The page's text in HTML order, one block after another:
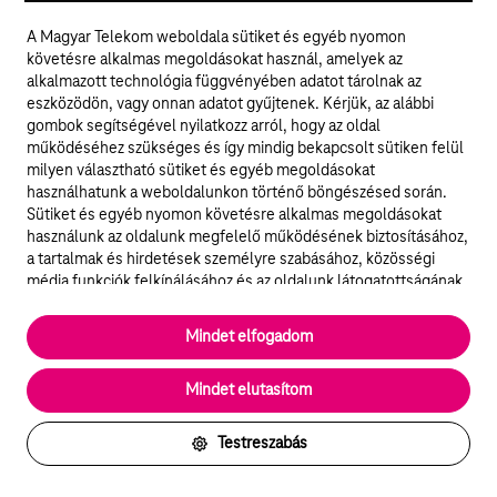
1097 Budapest, Könyves Kálmán krt. 36; e-mail:
dpo@telekom.hu)
Az érintett a személyes adatai kezelésével kapcsolatos
panasz esetén a Nemzeti Adatvédelmi és
Információszabadság Hatósághoz is fordulhat (postai
cím: 1374 Budapest, Pf.: 603.; cím: 1055 Budapest, Falk
Miksa utca 9-11.; telefon: +36 (1) 391-1400; fax: +36 (1)
391-1410; e-mail:ugyfelszolgalat@naih.hu; honlap:
www.naih.hu ).
Adatkezelővel szemben bírósághoz fordulhat. A bíróság
az ügyben soron kívül jár el. Azt, hogy az adatkezelés a
jogszabályban foglaltaknak megfelel, az Adatkezelő
köteles bizonyítani. A per elbírálása a törvényszék, a
fővárosban a Fővárosi Törvényszék hatáskörébe tartozik.
A per az érintett lakóhelye vagy tartózkodási helye
szerinti törvényszék előtt is megindítható.
A Magyar Telekom weboldala sütiket és egyéb nyomon
követésre alkalmas megoldásokat használ, amelyek az
alkalmazott technológia függvényében adatot tárolnak az
eszközödön, vagy onnan adatot gyűjtenek. Kérjük, az alábbi
gombok segítségével nyilatkozz arról, hogy az oldal
működéséhez szükséges és így mindig bekapcsolt sütiken felül
milyen választható sütiket és egyéb megoldásokat
használhatunk a weboldalunkon történő böngészésed során.
Sütiket és egyéb nyomon követésre alkalmas megoldásokat
használunk az oldalunk megfelelő működésének biztosításához,
a tartalmak és hirdetések személyre szabásához, közösségi
média funkciók felkínálásához és az oldalunk látogatottságának
elengedhetetlenek a weboldal működéséhez és nem lehet
kikapcsolni őket a weboldal látogatása során rendszerünkből. A
statisztikai, vagy marketing célú sütik segítségével bizonyos
esetekben az oldalhasználattal kapcsolatos információkat is
megosztjuk hirdetési és elemzési szolgáltatásokat nyújtó
partnereinkkel.
Részletes sütitájékoztató/Partnerek
Testreszabás
Mindet elutasítom
Mindet elfogadom